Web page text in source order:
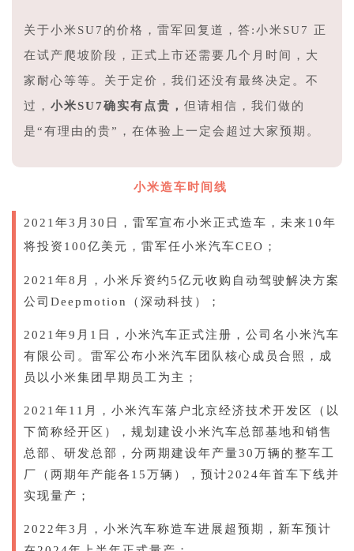
关于小米SU7的价格，雷军回复道，答:小米SU7 正
在试产爬坡阶段，正式上市还需要几个月时间，大
家耐心等等。关于定价，我们还没有最终决定。不
过， 小米SU7确实有点贵， 但请相信，我们做的
是“有理由的贵”，在体验上一定会超过大家预期。
小米造车时间线
2021年3月30日，雷军宣布小米正式造车，未来10年
将投资100亿美元，雷军任小米汽车CEO；
2021年8月，小米斥资约5亿元收购自动驾驶解决方案
公司Deepmotion（深动科技）；
2021年9月1日，小米汽车正式注册，公司名小米汽车
有限公司。雷军公布小米汽车团队核心成员合照，成
员以小米集团早期员工为主；
2021年11月，小米汽车落户北京经济技术开发区（以
下简称经开区），规划建设小米汽车总部基地和销售
总部、研发总部，分两期建设年产量30万辆的整车工
厂（两期年产能各15万辆），预计2024年首车下线并
实现量产；
2022年3月，小米汽车称造车进展超预期，新车预计